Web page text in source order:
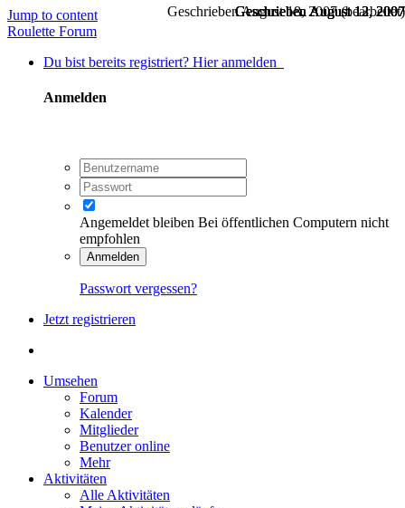
Jump to content
Roulette Forum
Du bist bereits registriert? Hier anmelden
Anmelden
Angemeldet bleiben Bei öffentlichen Computern nicht
empfohlen
Anmelden
Passwort vergessen?
Jetzt registrieren
Umsehen
Forum
Kalender
Mitglieder
Benutzer online
Mehr
Aktivitäten
Alle Aktivitäten
Geschrieben August 12, 2007
Geschrieben August 12, 2007
Geschrieben August 12, 2007
Geschrieben August 13, 2007
GeschriebenAugust 18, 2007 (bearbeitet)